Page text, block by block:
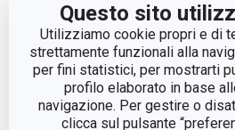
Questo sito
Utilizziamo cookie propri e di
strettamente funzionali alla
per fini statistici, per mostrarti
profilo elaborato in base
navigazione. Per gestire o
clicca sul pulsante
MATERIALE
TIPO
COLORE